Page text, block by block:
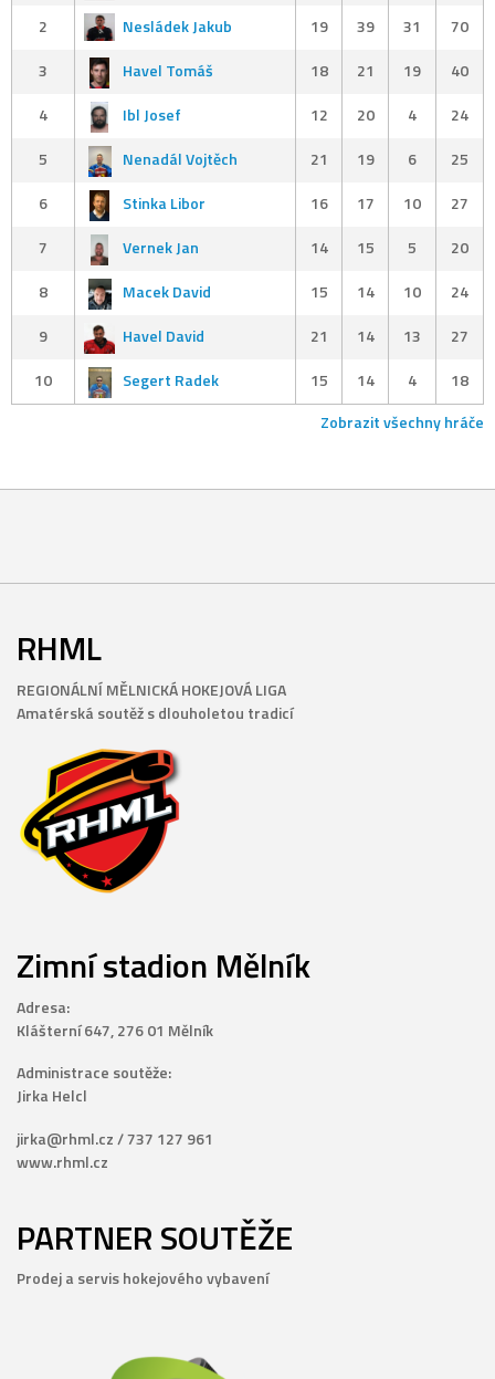
2
Nesládek Jakub 19 39 31
70
3
Havel Tomáš 18 21 19
40
4
Ibl Josef 12 20 4
24
5
Nenadál Vojtěch 21 19 6
25
6
Stinka Libor 16 17 10
27
7
Vernek Jan 14 15 5
20
8
Macek David 15 14 10
24
9
Havel David 21 14 13
27
10
Segert Radek 15 14 4
18
Zobrazit všechny hráče
RHML
REGIONÁLNÍ MĚLNICKÁ HOKEJOVÁ LIGA
Amatérská soutěž s dlouholetou tradicí
Zimní stadion Mělník
Adresa:
Klášterní 647, 276 01 Mělník
Administrace soutěže:
Jirka Helcl
jirka@rhml.cz / 737 127 961
www.rhml.cz
PARTNER SOUTĚŽE
Prodej a servis hokejového vybavení